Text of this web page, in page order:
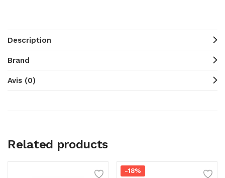
Description
Brand
Avis (0)
Related products
-18%